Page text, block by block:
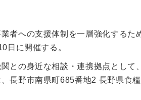
者への支援体制を一層強化するた
日に開催する。
との身近な相談・連携拠点として
長野市南県町685番地2 長野県食